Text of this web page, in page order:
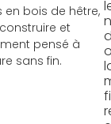
en bois de hêtre,
et
pensé à
sans fin.